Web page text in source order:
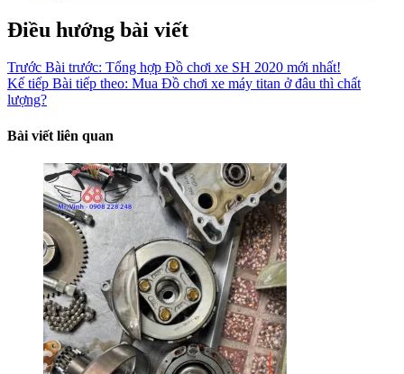
Điều hướng bài viết
Trước Bài trước: Tổng hợp Đồ chơi xe SH 2020 mới nhất!
Kế tiếp Bài tiếp theo: Mua Đồ chơi xe máy titan ở đâu thì chất
lượng?
Bài viết liên quan